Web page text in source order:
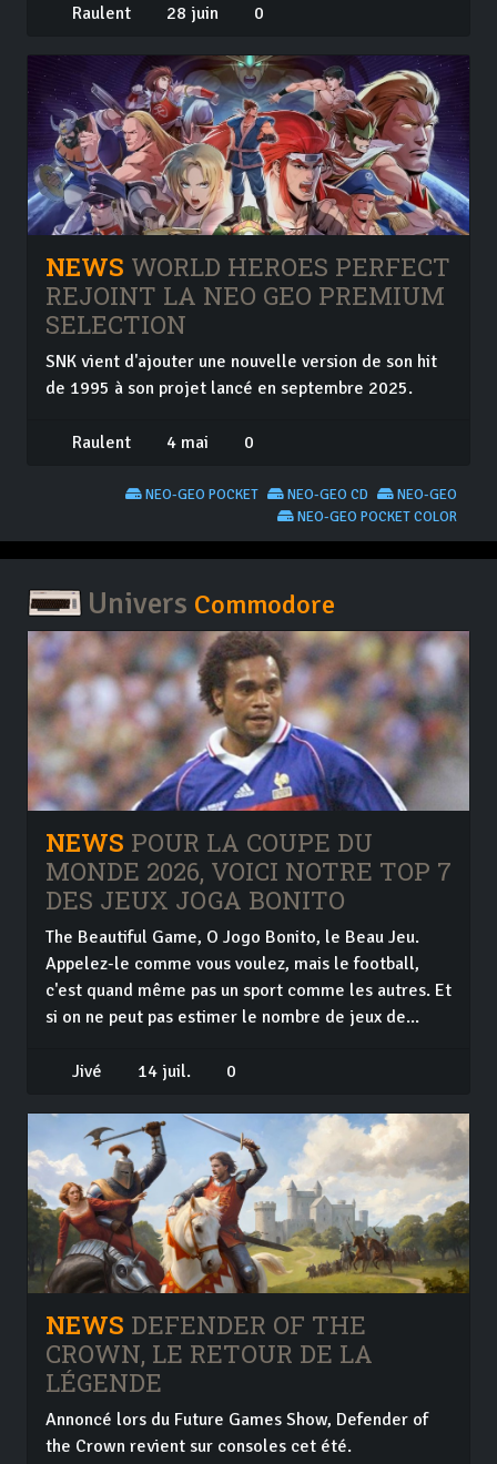
Raulent 28 juin 0
NEWS WORLD HEROES PERFECT
REJOINT LA NEO GEO PREMIUM
SELECTION
SNK vient d'ajouter une nouvelle version de son hit
de 1995 à son projet lancé en septembre 2025.
Raulent 4 mai 0
NEO-GEO
NEO-GEO CD
NEO-GEO POCKET
NEO-GEO POCKET COLOR
Univers Commodore
NEWS POUR LA COUPE DU
MONDE 2026, VOICI NOTRE TOP 7
DES JEUX JOGA BONITO
The Beautiful Game, O Jogo Bonito, le Beau Jeu.
Appelez-le comme vous voulez, mais le football,
c'est quand même pas un sport comme les autres. Et
si on ne peut pas estimer le nombre de jeux de...
Jivé 14 juil. 0
NEWS DEFENDER OF THE
CROWN, LE RETOUR DE LA
LÉGENDE
Annoncé lors du Future Games Show, Defender of
the Crown revient sur consoles cet été.